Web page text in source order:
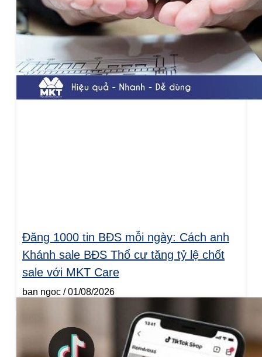
Đăng 1000 tin BĐS mỗi ngày: Cách anh
Khánh sale BĐS Thổ cư tăng tỷ lệ chốt
sale với MKT Care
ban ngoc 01/08/2026